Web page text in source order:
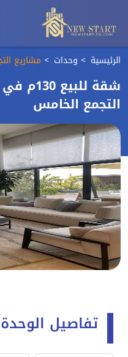
الرئيسية وحدات مشاريع
شقة
التجمع الخامس
تفاصيل الوحدة